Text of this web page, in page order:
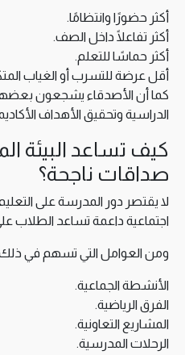
أكثر حضورًا وانتظامًا.
أكثر تفاعلًا داخل الصف.
أكثر حماسًا للتعلم.
أقل عرضة للتسرب أو الغياب
كما أن الأصدقاء يشجعون
الدراسية وتحقيق الأهداف
كيف تساعد البيئة
صداقات ناجحة؟
لا يقتصر دور المدرسة على
اجتماعية داعمة تساعد الطلاب
ومن العوامل التي تسهم في
الأنشطة الجماعية.
الفرق الرياضية.
المشاريع التعاونية.
الرحلات المدرسية.